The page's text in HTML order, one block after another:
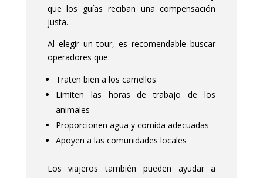
que los guías reciban una compensación
justa.
Al elegir un tour, es recomendable buscar
operadores que:
Traten bien a los camellos
Limiten las horas de trabajo de los
animales
Proporcionen agua y comida adecuadas
Apoyen a las comunidades locales
Los viajeros también pueden ayudar a